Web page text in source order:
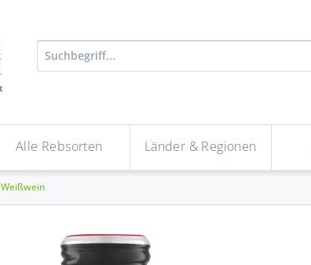
Alle Rebsorten Länder & Regionen
Weißwein